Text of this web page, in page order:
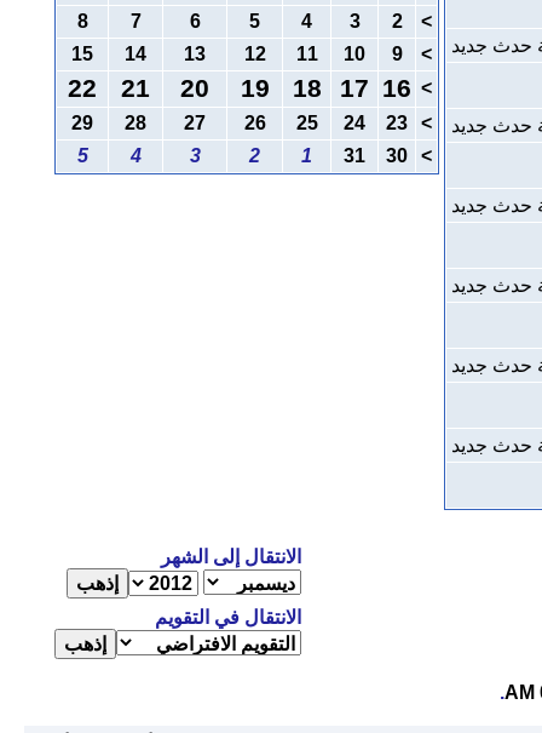
حدث جديد
حدث جديد
حدث جديد
حدث جديد
حدث جديد
حدث جديد
>
2
3
4
5
6
7
8
>
9
10
11
12
13
14
15
>
16
17
18
19
20
21
22
>
23
24
25
26
27
28
29
>
30
31
1
2
3
4
5
الانتقال إلى الشهر
الانتقال في التقويم
.